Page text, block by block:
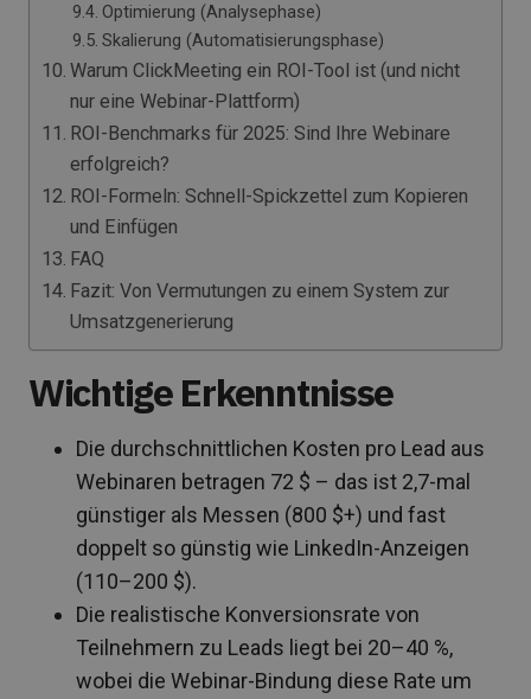
Optimierung (Analysephase)
Skalierung (Automatisierungsphase)
Warum ClickMeeting ein ROI-Tool ist (und nicht
nur eine Webinar-Plattform)
ROI-Benchmarks für 2025: Sind Ihre Webinare
erfolgreich?
ROI-Formeln: Schnell-Spickzettel zum Kopieren
und Einfügen
FAQ
Fazit: Von Vermutungen zu einem System zur
Umsatzgenerierung
Wichtige Erkenntnisse
Die durchschnittlichen Kosten pro Lead aus
Webinaren betragen 72 $ – das ist 2,7-mal
günstiger als Messen (800 $+) und fast
doppelt so günstig wie LinkedIn-Anzeigen
(110–200 $).
Die realistische Konversionsrate von
Teilnehmern zu Leads liegt bei 20–40 %,
wobei die Webinar-Bindung diese Rate um